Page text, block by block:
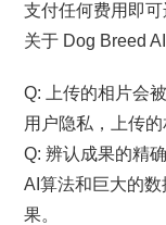
支付任何费用即可
关于 Dog Breed
Q: 上传的相片会
用户隐私，上传
Q: 辨认成果的精
AI算法和巨大的
果。